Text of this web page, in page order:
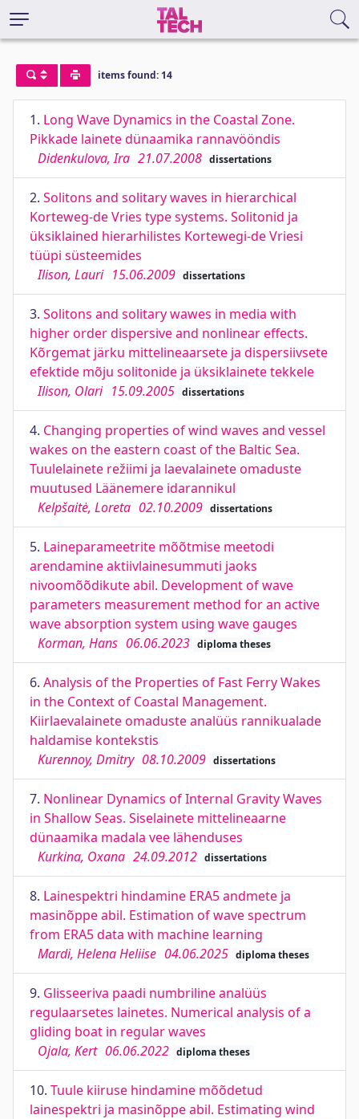
items found: 14
1. Long Wave Dynamics in the Coastal Zone.
Pikkade lainete dünaamika rannavööndis
Didenkulova, Ira 21.07.2008 dissertations
2. Solitons and solitary waves in hierarchical
Korteweg-de Vries type systems. Solitonid ja
üksiklained hierarhilistes Kortewegi-de Vriesi
tüüpi süsteemides
Ilison, Lauri 15.06.2009 dissertations
3. Solitons and solitary wawes in media with
higher order dispersive and nonlinear effects.
Kõrgemat järku mittelineaarsete ja dispersiivsete
efektide mõju solitonide ja üksiklainete tekkele
Ilison, Olari 15.09.2005 dissertations
4. Changing properties of wind waves and vessel
wakes on the eastern coast of the Baltic Sea.
Tuulelainete režiimi ja laevalainete omaduste
muutused Läänemere idarannikul
Kelpšaitė, Loreta 02.10.2009 dissertations
5. Laineparameetrite mõõtmise meetodi
arendamine aktiivlainesummuti jaoks
nivoomõõdikute abil. Development of wave
parameters measurement method for an active
wave absorption system using wave gauges
Korman, Hans 06.06.2023 diploma theses
6. Analysis of the Properties of Fast Ferry Wakes
in the Context of Coastal Management.
Kiirlaevalainete omaduste analüüs rannikualade
haldamise kontekstis
Kurennoy, Dmitry 08.10.2009 dissertations
7. Nonlinear Dynamics of Internal Gravity Waves
in Shallow Seas. Siselainete mittelineaarne
dünaamika madala vee lähenduses
Kurkina, Oxana 24.09.2012 dissertations
8. Lainespektri hindamine ERA5 andmete ja
masinõppe abil. Estimation of wave spectrum
from ERA5 data with machine learning
Mardi, Helena Heliise 04.06.2025 diploma theses
9. Glisseeriva paadi numbriline analüüs
regulaarsetes lainetes. Numerical analysis of a
gliding boat in regular waves
Ojala, Kert 06.06.2022 diploma theses
10. Tuule kiiruse hindamine mõõdetud
lainespektri ja masinõppe abil. Estimating wind